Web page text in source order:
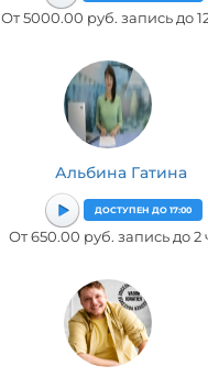
От 5000.00 руб. запись до
Альбина Гатина
ДОСТУПЕН ДО 17:00
От 650.00 руб. запись до 2